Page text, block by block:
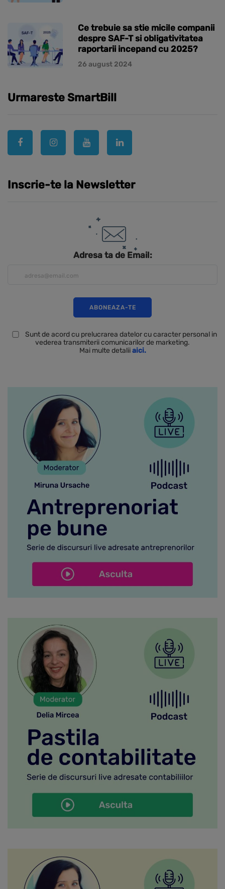
Ce trebuie sa stie micile companii
despre SAF-T si obligativitatea
raportarii incepand cu 2025?
26 august 2024
Urmareste SmartBill
Inscrie-te la Newsletter
Adresa ta de Email:
Sunt de acord cu prelucrarea datelor cu caracter personal in
vederea transmiterii comunicarilor de marketing.
Mai multe detaliiaici.